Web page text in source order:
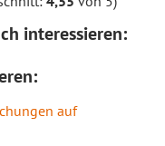
interessieren:
auf